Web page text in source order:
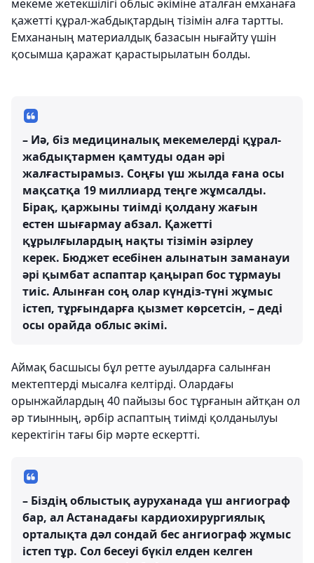
мекеме жетекшілігі облыс әкіміне аталған емханаға
қажетті құрал-жабдықтардың тізімін алға тартты.
Емхананың материалдық базасын нығайту үшін
қосымша қаражат қарастырылатын болды.
– Иә, біз медициналық мекемелерді құрал-
жабдықтармен қамтуды одан әрі
жалғастырамыз. Соңғы үш жылда ғана осы
мақсатқа 19 миллиард теңге жұмсалды.
Бірақ, қаржыны тиімді қолдану жағын
естен шығармау абзал. Қажетті
құрылғылардың нақты тізімін әзірлеу
керек. Бюджет есебінен алынатын заманауи
әрі қымбат аспаптар қаңырап бос тұрмауы
тиіс. Алынған соң олар күндіз-түні жұмыс
істеп, тұрғындарға қызмет көрсетсін, – деді
осы орайда облыс әкімі.
Аймақ басшысы бұл ретте ауылдарға салынған
мектептерді мысалға келтірді. Олардағы
орынжайлардың 40 пайызы бос тұрғанын айтқан ол
әр тиынның, әрбір аспаптың тиімді қолданылуы
керектігін тағы бір мәрте ескертті.
– Біздің облыстық ауруханада үш ангиограф
бар, ал Астанадағы кардиохирургиялық
орталықта дәл сондай бес ангиограф жұмыс
істеп тұр. Сол бесеуі бүкіл елден келген